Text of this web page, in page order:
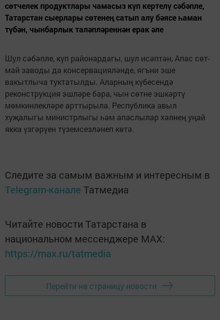
сөтчелек продуктлары чамасыз күп кертелү сәбәпле,
Татарстан сыерлары сөтенең сатып алу бәясе һаман
түбән, чынбарлык таләпләреннән ерак әле
Шул сәбәпле, күп районардагы, шул исәптән, Апас сөт-
май заводы да консервацияләнде, ягъни эше
вакытлыча туктатылды. Аларның күбесендә
реконструкция эшләре бара, чын сөтне эшкәртү
мөмкинлекләре арттырыла. Республика авыл
хуҗалыгы министрлыгы һәм апаслылар хәлнең уңай
якка үзгәрүен түземсезләнеп көтә.
Следите за самым важным и интересным в
Telegram-канале Татмедиа
Читайте новости Татарстана в
национальном мессенджере MАХ:
https://max.ru/tatmedia
Перейти на страницу новости